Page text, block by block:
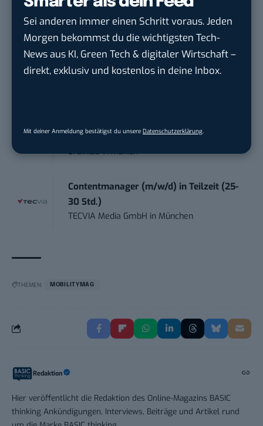
Sei anderen immer einen Schritt voraus. Jeden
Morgen bekommst du die wichtigsten Tech-
News aus KI, Green Tech & digitaler Wirtschaft –
direkt, exklusiv und kostenlos in deine Inbox.
Mit deiner Anmeldung bestätigst du unsere Datenschutzerklärung.
Schwerpunkt Socia...
LEUCHTTURM1917 inGeesthacht
Editorial Prompt Engineer (m/w/d)
Motor Presse Verlagsgesellschaft mbHin
Pr...
BrainlabinMunich
Contentmanager (m/w/d) in Teilzeit (25-
30 Std.)
TECVIA Media GmbH in München
THEMEN: MOBILITYMAG
Redaktion
Hier veröffentlicht die Redaktion des Online-Magazins BASIC
thinking Ankündigungen, Interviews, Beiträge und Artikel rund